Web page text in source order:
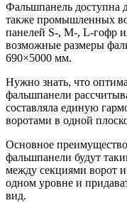
Фальшпанель доступна
также промышленных
панелей S-, M-, L-гофр
возможные размеры
690×5000 мм.
Нужно знать, что
фальшпанели
составляла единую
воротами в одной
Основное
фальшпанели будут
между секциями ворот и
одном уровне и
вид.